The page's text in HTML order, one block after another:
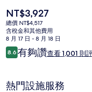
相
片
集
可以到。
目
前
的
價
格
是
NT$3,927
總價 NT$4,517
含稅金和其他費用
8 月 17 日 - 8 月 18 日
評
論
8.68.6 分，滿分 10 分，
有夠讚查看 1,001 則
熱門設施服務